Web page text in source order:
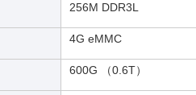
256M DDR3L
4G eMMC
600G （0.6T）